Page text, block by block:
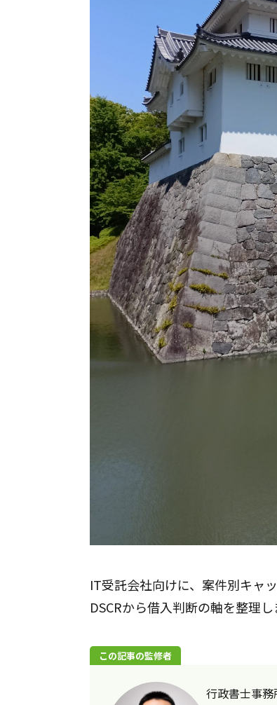
IT受託会社向けに、案件別キャ
DSCRから借入判断の軸を整理し
この記事の監修者
行政書士事務
◎現
お手数ですが
対応地域
全国対応